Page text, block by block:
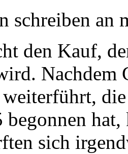
schreiben
den Kauf,
Nachdem
weiterführt,
begonnen
sich